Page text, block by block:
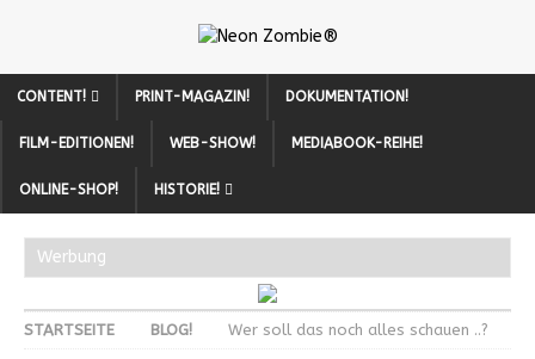
CONTENT! PRINT-MAGAZIN! DOKUMENTATION!
FILM-EDITIONEN! WEB-SHOW! MEDIABOOK-REIHE!
ONLINE-SHOP! HISTORIE!
Werbung
STARTSEITE BLOG! Wer soll das noch alles schauen ..?